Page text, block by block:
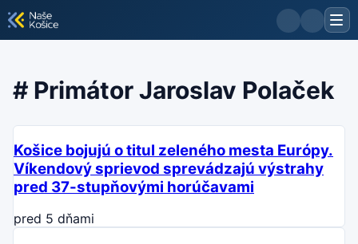
# Primátor Jaroslav Polaček
Košice bojujú o titul zeleného mesta Európy.
Víkendový sprievod sprevádzajú výstrahy
pred 37-stupňovými horúčavami
pred 5 dňami